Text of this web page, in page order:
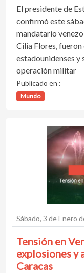
El presidente de
confirmó este
mandatario
Cilia Flores,
estadounidenses y
operación militar
Publicado en :
Mundo
Sábado, 3 de Enero
Tensión en
explosiones y
Caracas